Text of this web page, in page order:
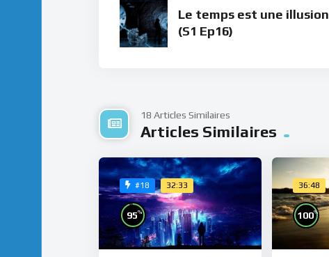
Le temps est une illusion
(S1 Ep16)
18 Articles Similaires
Articles Similaires
#18 32:33
95%
36:48
100%